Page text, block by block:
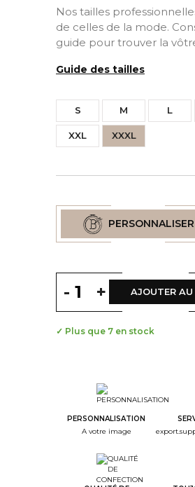
Nos tailles
de celles de la mode.
guide pour trouver la
Guide des tailles
S M L
XXL XXXL
PERSONNALISER
- + AJOUTER AU
✓ Plus que 7 en stock
Step
--
Step
--
Step
PERSONNALISATION
A votre image